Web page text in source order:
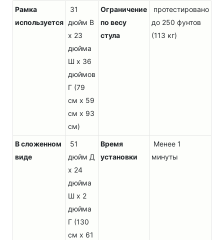
Рамка
используется
31
дюйм В
x 23
дюйма
Ш x 36
дюймов
Г (79
см x 59
см x 93
см)
Ограничение
по весу
стула
протестировано
до 250 фунтов
(113 кг)
В сложенном
виде
51
дюйм Д
x 24
дюйма
Ш x 2
дюйма
Г (130
см x 61
Время
установки
Менее 1
минуты